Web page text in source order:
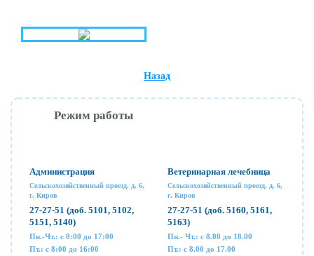
Назад
Режим работы
Администрация
Сельскохозяйственный проезд, д. 6,
г. Киров
27-27-51 (доб. 5101, 5102,
5151, 5140)
Пн.-Чт.: с 8:00 до 17:00
Пт.: с 8:00 до 16:00
Ветеринарная лечебница
Сельскохозяйственный проезд, д. 6,
г. Киров
27-27-51 (доб. 5160, 5161,
5163)
Пн.- Чт.: с 8.00 до 18.00
Пт.: с 8.00 до 17.00